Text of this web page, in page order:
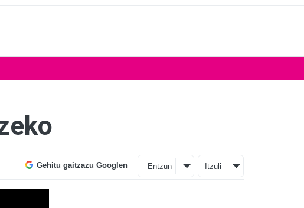
Gehitu gaitzazu Googlen Entzun Itzuli